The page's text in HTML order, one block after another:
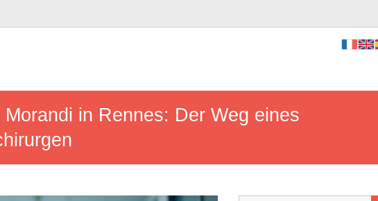
in Rennes: Der Weg eines